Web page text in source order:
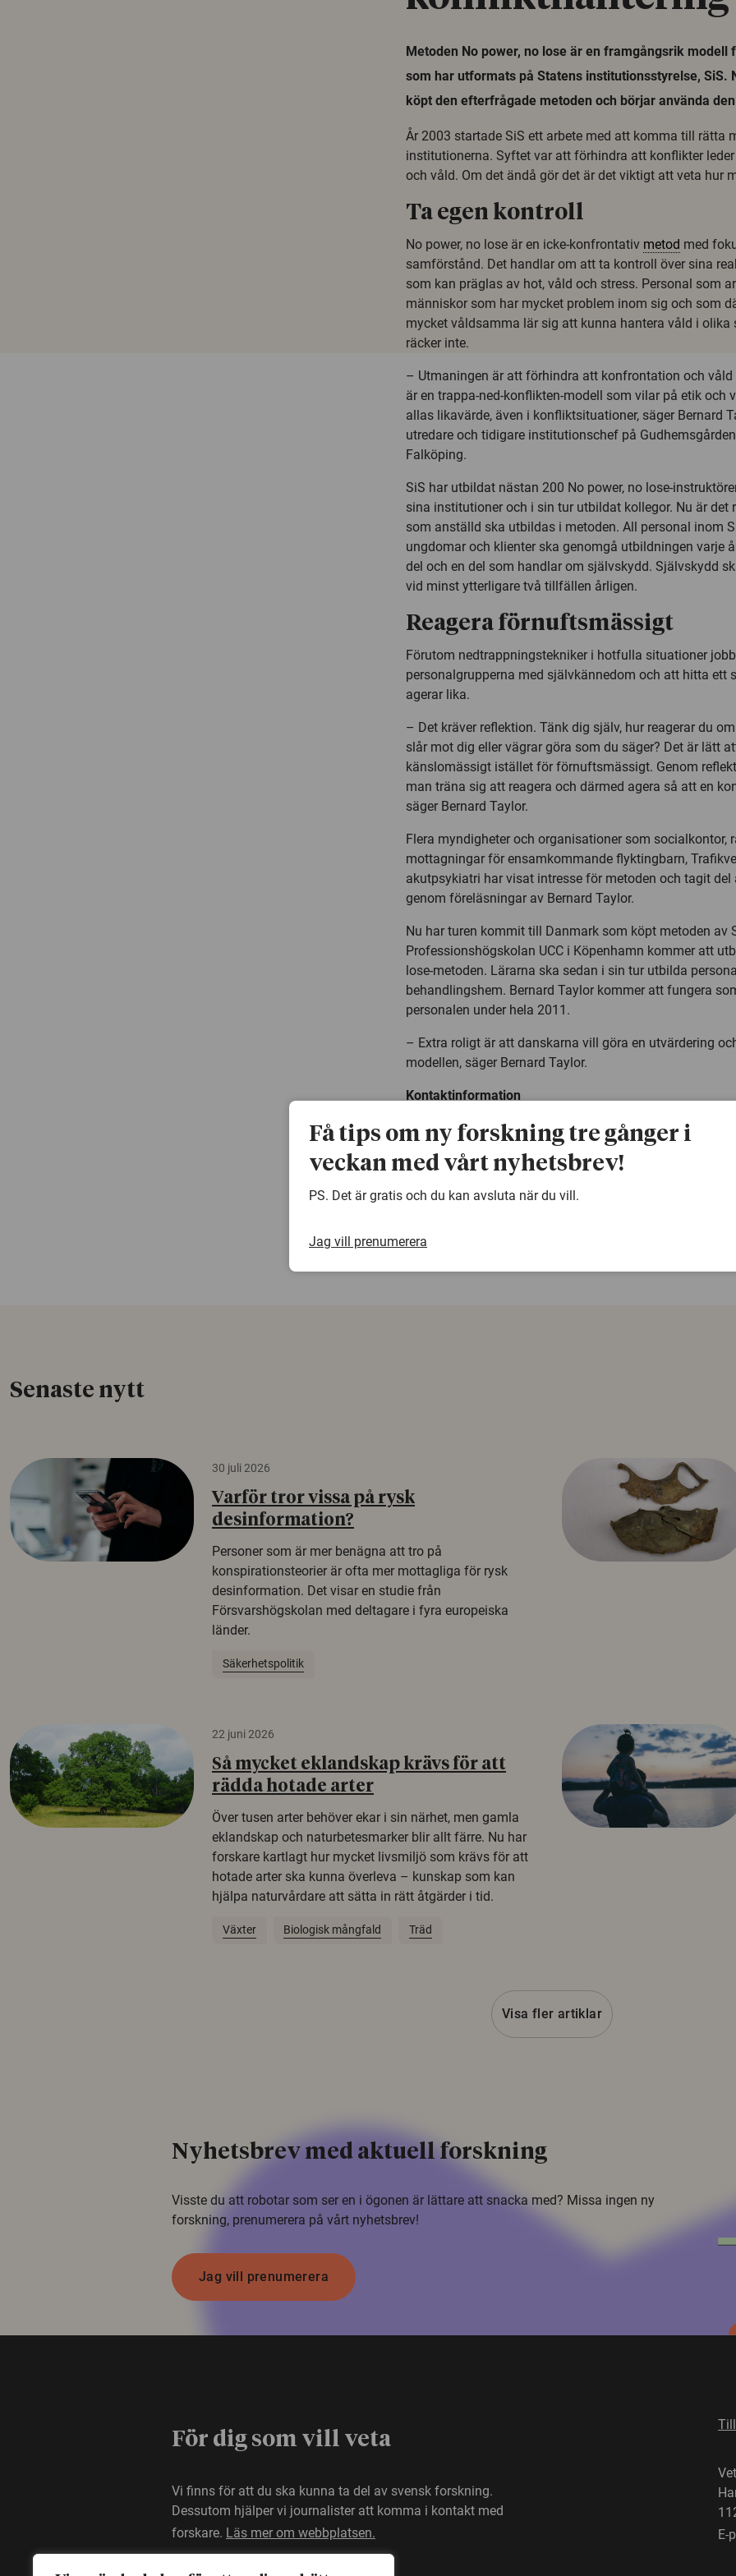
Metoden No power, no lose är en framgångsrik
som har utformats på Statens institutionsstyrelse, SiS.
köpt den efterfrågade metoden och börjar använda
År 2003 startade SiS ett arbete med att komma till rätta
institutionerna. Syftet var att förhindra att konflikter
och våld. Om det ändå gör det är det viktigt att veta hur
Ta egen kontroll
No power, no lose är en icke-konfrontativ metod med
samförstånd. Det handlar om att ta kontroll över sina
som kan präglas av hot, våld och stress. Personal som
människor som har mycket problem inom sig och som
mycket våldsamma lär sig att kunna hantera våld i olika
räcker inte.
– Utmaningen är att förhindra att konfrontation och våld
är en trappa-ned-konflikten-modell som vilar på etik och
allas likavärde, även i konfliktsituationer, säger Bernard
utredare och tidigare institutionschef på
Falköping.
SiS har utbildat nästan 200 No power, no lose-
sina institutioner och i sin tur utbildat kollegor. Nu är det
som anställd ska utbildas i metoden. All personal inom
ungdomar och klienter ska genomgå utbildningen varje
del och en del som handlar om självskydd. Självskydd
vid minst ytterligare två tillfällen årligen.
Reagera förnuftsmässigt
Förutom nedtrappningstekniker i hotfulla situationer
personalgrupperna med självkännedom och att hitta ett
agerar lika.
– Det kräver reflektion. Tänk dig själv, hur reagerar du
slår mot dig eller vägrar göra som du säger? Det är lätt
känslomässigt istället för förnuftsmässigt. Genom
man träna sig att reagera och därmed agera så att en
säger Bernard Taylor.
Flera myndigheter och organisationer som socialkontor,
mottagningar för ensamkommande flyktingbarn,
akutpsykiatri har visat intresse för metoden och tagit del
genom föreläsningar av Bernard Taylor.
Nu har turen kommit till Danmark som köpt metoden av
Professionshögskolan UCC i Köpenhamn kommer att
lose-metoden. Lärarna ska sedan i sin tur utbilda
behandlingshem. Bernard Taylor kommer att fungera
personalen under hela 2011.
– Extra roligt är att danskarna vill göra en utvärdering
modellen, säger Bernard Taylor.
Kontaktinformation
Bernard Taylor 070-845 0507
warningDenna artikel är några år gammal och det kan
Senaste nytt
30 juli 2026
Varför tror vissa på rysk
desinformation?
Personer som är mer benägna att tro på
konspirationsteorier är ofta mer mottagliga för rysk
desinformation. Det visar en studie från
Försvarshögskolan med deltagare i fyra europeiska
länder.
Säkerhetspolitik
22 juni 2026
Så mycket eklandskap krävs för att
rädda hotade arter
Över tusen arter behöver ekar i sin närhet, men gamla
eklandskap och naturbetesmarker blir allt färre. Nu har
forskare kartlagt hur mycket livsmiljö som krävs för att
hotade arter ska kunna överleva – kunskap som kan
hjälpa naturvårdare att sätta in rätt åtgärder i tid.
Växter Biologisk mångfald Träd
Visa fler artiklar
Nyhetsbrev med aktuell forskning
Visste du att robotar som ser en i ögonen är lättare att snacka med? Missa ingen ny
forskning, prenumerera på vårt nyhetsbrev!
Jag vill prenumerera
För dig som vill veta
Vi finns för att du ska kunna ta del av svensk forskning.
Dessutom hjälper vi journalister att komma i kontakt med
forskare. Läs mer om webbplatsen.
E-
Få tips om ny forskning tre gånger i
veckan med vårt nyhetsbrev!
PS. Det är gratis och du kan avsluta när du vill.
Jag vill prenumerera